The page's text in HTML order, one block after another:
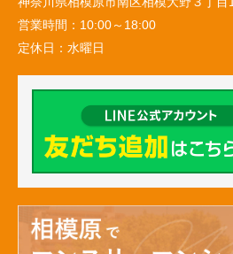
営業時間： 10:00～18:00
定休日： 水曜日